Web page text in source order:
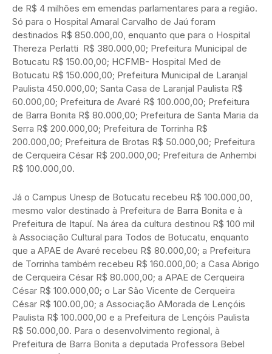
de R$ 4 milhões em emendas parlamentares para a região.
Só para o Hospital Amaral Carvalho de Jaú foram
destinados R$ 850.000,00, enquanto que para o Hospital
Thereza Perlatti R$ 380.000,00; Prefeitura Municipal de
Botucatu R$ 150.00,00; HCFMB- Hospital Med de
Botucatu R$ 150.000,00; Prefeitura Municipal de Laranjal
Paulista 450.000,00; Santa Casa de Laranjal Paulista R$
60.000,00; Prefeitura de Avaré R$ 100.000,00; Prefeitura
de Barra Bonita R$ 80.000,00; Prefeitura de Santa Maria da
Serra R$ 200.000,00; Prefeitura de Torrinha R$
200.000,00; Prefeitura de Brotas R$ 50.000,00; Prefeitura
de Cerqueira César R$ 200.000,00; Prefeitura de Anhembi
R$ 100.000,00.
Já o Campus Unesp de Botucatu recebeu R$ 100.000,00,
mesmo valor destinado à Prefeitura de Barra Bonita e à
Prefeitura de Itapuí. Na área da cultura destinou R$ 100 mil
à Associação Cultural para Todos de Botucatu, enquanto
que a APAE de Avaré recebeu R$ 80.000,00; a Prefeitura
de Torrinha também recebeu R$ 160.000,00; a Casa Abrigo
de Cerqueira César R$ 80.000,00; a APAE de Cerqueira
César R$ 100.000,00; o Lar São Vicente de Cerqueira
César R$ 100.00,00; a Associação AMorada de Lençóis
Paulista R$ 100.000,00 e a Prefeitura de Lençóis Paulista
R$ 50.000,00. Para o desenvolvimento regional, à
Prefeitura de Barra Bonita a deputada Professora Bebel